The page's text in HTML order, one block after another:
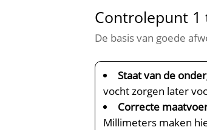
Controlepunt
De basis van goede
Staat van de
vocht zorgen later
Correcte
Millimeters maken